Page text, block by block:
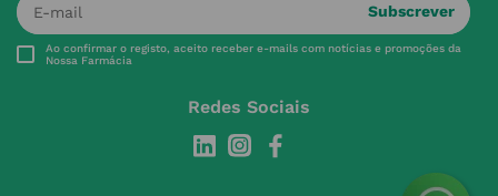
Subscrever
Ao confirmar o registo, aceito receber e-mails com notícias e promoções da
Nossa Farmácia
Redes Sociais